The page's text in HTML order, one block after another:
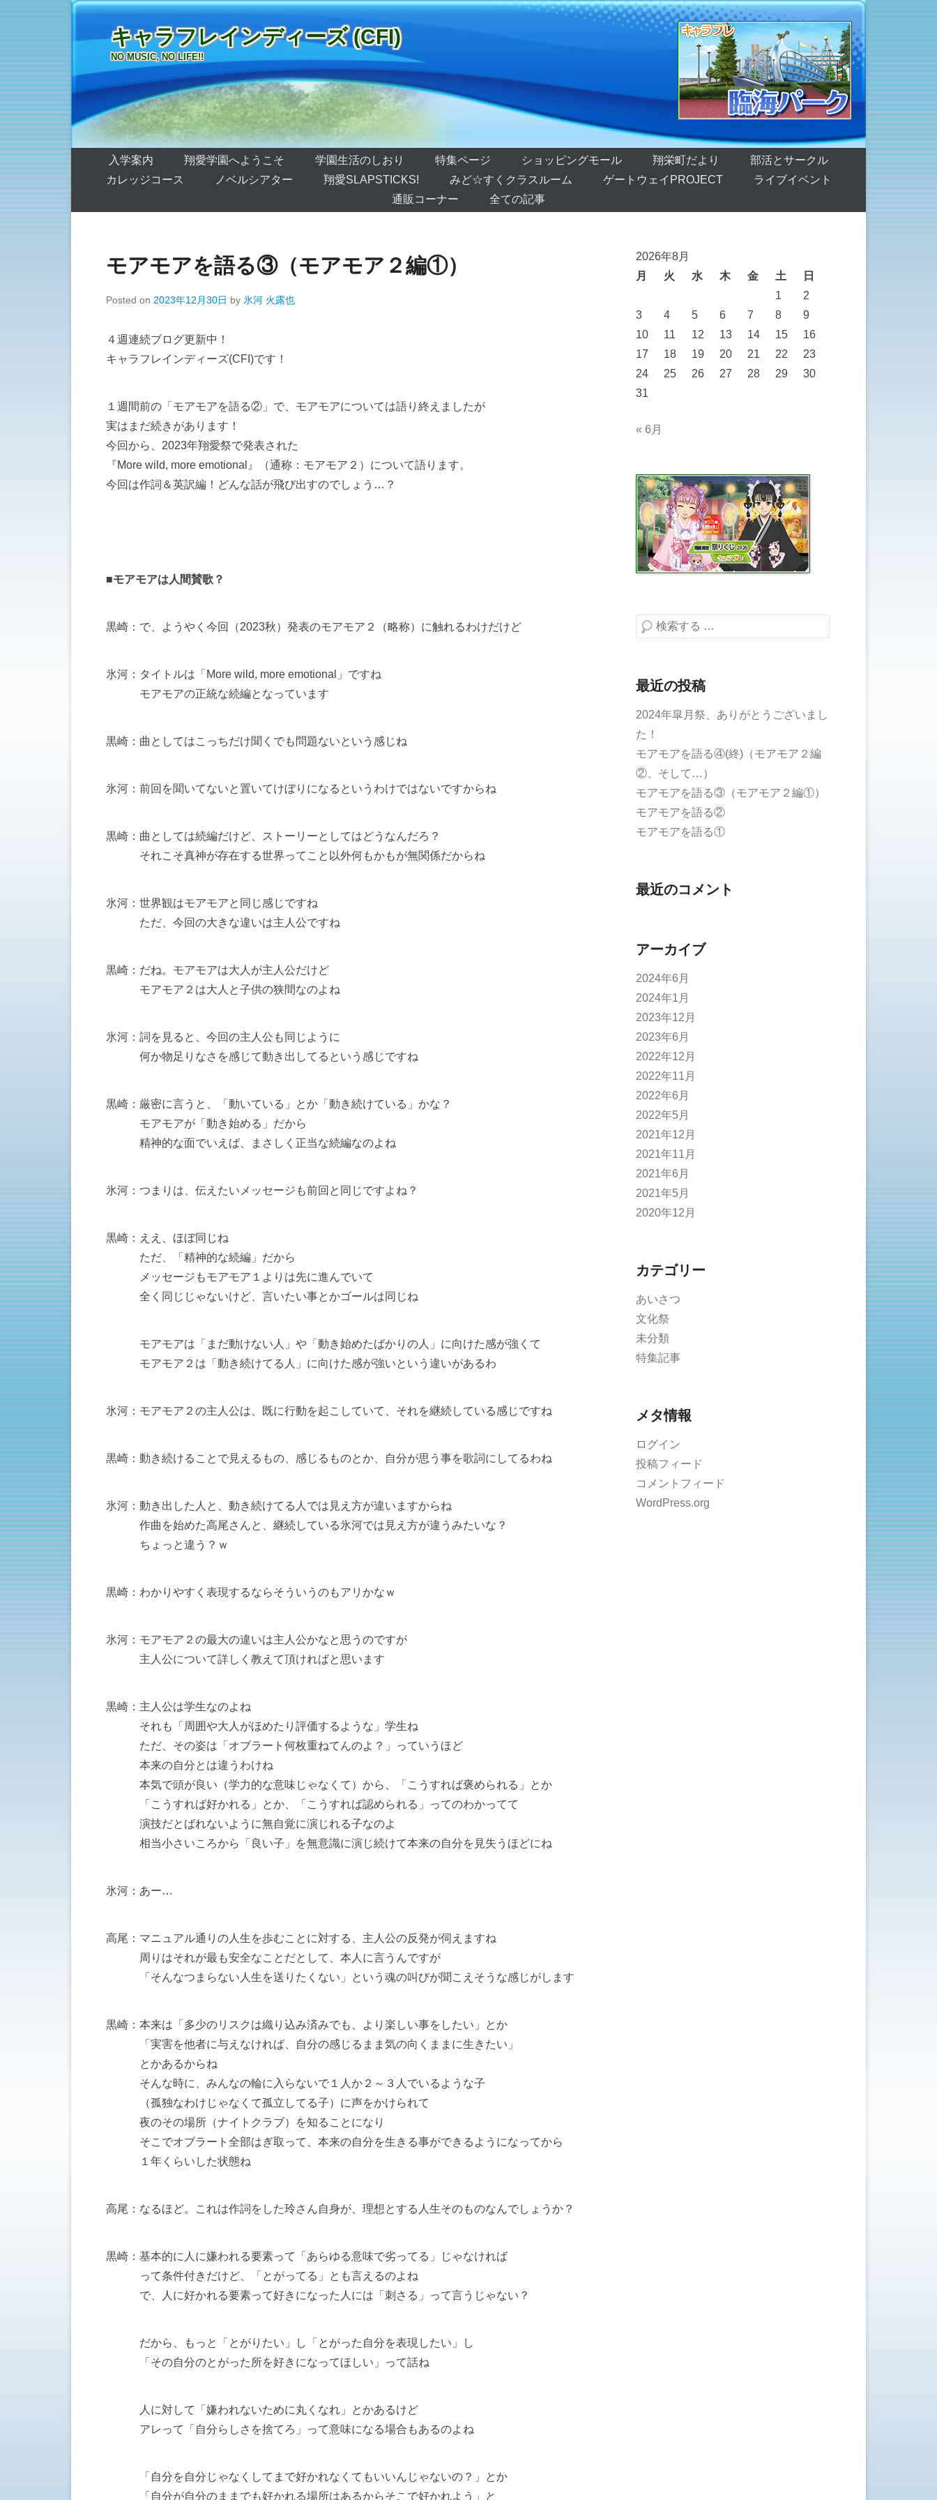
キャラフレインディーズ (CFI)
NO MUSIC, NO LIFE!!
第1メニュー
コンテンツへ移動
入学案内 翔愛学園へようこそ 学園生活のしおり 特集ページ ショッピングモール 翔栄町だより
部活とサークル
カレッジコース
ノベルシアター 翔愛SLAPSTICKS! みど☆すくクラスルーム ゲートウェイPROJECT
ライブイベント
通販コーナー
全ての記事
モアモアを語る③（モアモア２編①）
Posted on 2023年12月30日 by 氷河 火露也
４週連続ブログ更新中！
キャラフレインディーズ(CFI)です！
１週間前の「モアモアを語る②」で、モアモアについては語り終えましたが
実はまだ続きがあります！
今回から、2023年翔愛祭で発表された
『More wild, more emotional』（通称：モアモア２）について語ります。
今回は作詞＆英訳編！どんな話が飛び出すのでしょう…？
■モアモアは人間賛歌？
黒崎：で、ようやく今回（2023秋）発表のモアモア２（略称）に触れるわけだけど
氷河：タイトルは「More wild, more emotional」ですね
モアモアの正統な続編となっています
黒崎：曲としてはこっちだけ聞くでも問題ないという感じね
氷河：前回を聞いてないと置いてけぼりになるというわけではないですからね
黒崎：曲としては続編だけど、ストーリーとしてはどうなんだろ？
それこそ真神が存在する世界ってこと以外何もかもが無関係だからね
氷河：世界観はモアモアと同じ感じですね
ただ、今回の大きな違いは主人公ですね
黒崎：だね。モアモアは大人が主人公だけど
モアモア２は大人と子供の狭間なのよね
氷河：詞を見ると、今回の主人公も同じように
何か物足りなさを感じて動き出してるという感じですね
黒崎：厳密に言うと、「動いている」とか「動き続けている」かな？
モアモアが「動き始める」だから
精神的な面でいえば、まさしく正当な続編なのよね
氷河：つまりは、伝えたいメッセージも前回と同じですよね？
黒崎：ええ、ほぼ同じね
ただ、「精神的な続編」だから
メッセージもモアモア１よりは先に進んでいて
全く同じじゃないけど、言いたい事とかゴールは同じね
モアモアは「まだ動けない人」や「動き始めたばかりの人」に向けた感が強くて
モアモア２は「動き続けてる人」に向けた感が強いという違いがあるわ
氷河：モアモア２の主人公は、既に行動を起こしていて、それを継続している感じですね
黒崎：動き続けることで見えるもの、感じるものとか、自分が思う事を歌詞にしてるわね
氷河：動き出した人と、動き続けてる人では見え方が違いますからね
作曲を始めた高尾さんと、継続している氷河では見え方が違うみたいな？
ちょっと違う？ｗ
黒崎：わかりやすく表現するならそういうのもアリかなｗ
氷河：モアモア２の最大の違いは主人公かなと思うのですが
主人公について詳しく教えて頂ければと思います
黒崎：主人公は学生なのよね
それも「周囲や大人がほめたり評価するような」学生ね
ただ、その姿は「オブラート何枚重ねてんのよ？」っていうほど
本来の自分とは違うわけね
本気で頭が良い（学力的な意味じゃなくて）から、「こうすれば褒められる」とか
「こうすれば好かれる」とか、「こうすれば認められる」ってのわかってて
演技だとばれないように無自覚に演じれる子なのよ
相当小さいころから「良い子」を無意識に演じ続けて本来の自分を見失うほどにね
氷河：あー…
高尾：マニュアル通りの人生を歩むことに対する、主人公の反発が伺えますね
周りはそれが最も安全なことだとして、本人に言うんですが
「そんなつまらない人生を送りたくない」という魂の叫びが聞こえそうな感じがします
黒崎：本来は「多少のリスクは織り込み済みでも、より楽しい事をしたい」とか
「実害を他者に与えなければ、自分の感じるまま気の向くままに生きたい」
とかあるからね
そんな時に、みんなの輪に入らないで１人か２～３人でいるような子
（孤独なわけじゃなくて孤立してる子）に声をかけられて
夜のその場所（ナイトクラブ）を知ることになり
そこでオブラート全部はぎ取って、本来の自分を生きる事ができるようになってから
１年くらいした状態ね
高尾：なるほど。これは作詞をした玲さん自身が、理想とする人生そのものなんでしょうか？
黒崎：基本的に人に嫌われる要素って「あらゆる意味で劣ってる」じゃなければ
って条件付きだけど、「とがってる」とも言えるのよね
で、人に好かれる要素って好きになった人には「刺さる」って言うじゃない？
だから、もっと「とがりたい」し「とがった自分を表現したい」し
「その自分のとがった所を好きになってほしい」って話ね
人に対して「嫌われないために丸くなれ」とかあるけど
アレって「自分らしさを捨てろ」って意味になる場合もあるのよね
「自分を自分じゃなくしてまで好かれなくてもいいんじゃないの？」とか
「自分が自分のままでも好かれる場所はあるからそこで好かれよう」と
2026年8月
月
火 水 木 金 土
日
1
2
3
4 5 6 7 8
9
10
11 12 13 14 15
16
17
18 19 20 21 22
23
24
25 26 27 28 29
30
31
« 6月
検索する
最近の投稿
2024年皐月祭、ありがとうございまし
た！
モアモアを語る④(終)（モアモア２編
②、そして…）
モアモアを語る③（モアモア２編①）
モアモアを語る②
モアモアを語る①
最近のコメント
アーカイブ
2024年6月
2024年1月
2023年12月
2023年6月
2022年12月
2022年11月
2022年6月
2022年5月
2021年12月
2021年11月
2021年6月
2021年5月
2020年12月
カテゴリー
あいさつ
文化祭
未分類
特集記事
メタ情報
ログイン
投稿フィード
コメントフィード
WordPress.org